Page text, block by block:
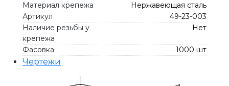
Материал крепежа
Нержавеющая сталь
Артикул
49-23-003
Наличие резьбы у
крепежа
Нет
Фасовка 1000 шт
Чертежи